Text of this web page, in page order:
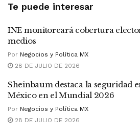
Te puede interesar
INE monitoreará cobertura
medios
Por Negocios y Política MX
28 DE JULIO DE 2026
Sheinbaum destaca la seguridad
México en el Mundial 2026
Por Negocios y Política MX
28 DE JULIO DE 2026